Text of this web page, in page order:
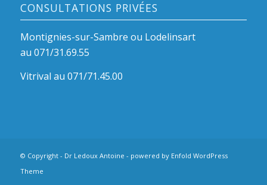
CONSULTATIONS PRIVÉES
Montignies-sur-Sambre ou Lodelinsart
au 071/31.69.55
Vitrival au 071/71.45.00
© Copyright - Dr Ledoux Antoine - powered by Enfold WordPress
Theme